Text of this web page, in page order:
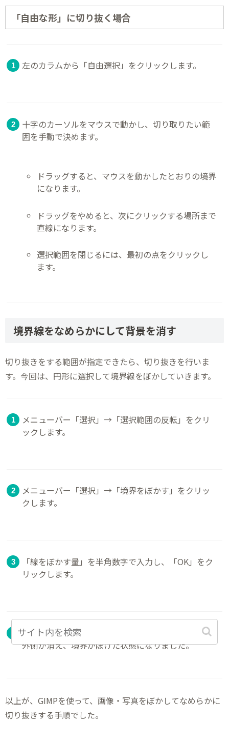
「自由な形」に切り抜く場合
左のカラムから「自由選択」をクリックします。
十字のカーソルをマウスで動かし、切り取りたい範
囲を手動で決めます。
ドラッグすると、マウスを動かしたとおりの境界
になります。
ドラッグをやめると、次にクリックする場所まで
直線になります。
選択範囲を閉じるには、最初の点をクリックし
ます。
境界線をなめらかにして背景を消す
切り抜きをする範囲が指定できたら、切り抜きを行いま
す。今回は、円形に選択して境界線をぼかしていきます。
メニューバー「選択」→「選択範囲の反転」をクリ
ックします。
メニューバー「選択」→「境界をぼかす」をクリッ
クします。
「線をぼかす量」を半角数字で入力し、「OK」をク
リックします。
キーボードの「Delete」を押すと、選択した範囲の
外側が消え、境界がぼけた状態になりました。
以上が、GIMPを使って、画像・写真をぼかしてなめらかに
切り抜きする手順でした。